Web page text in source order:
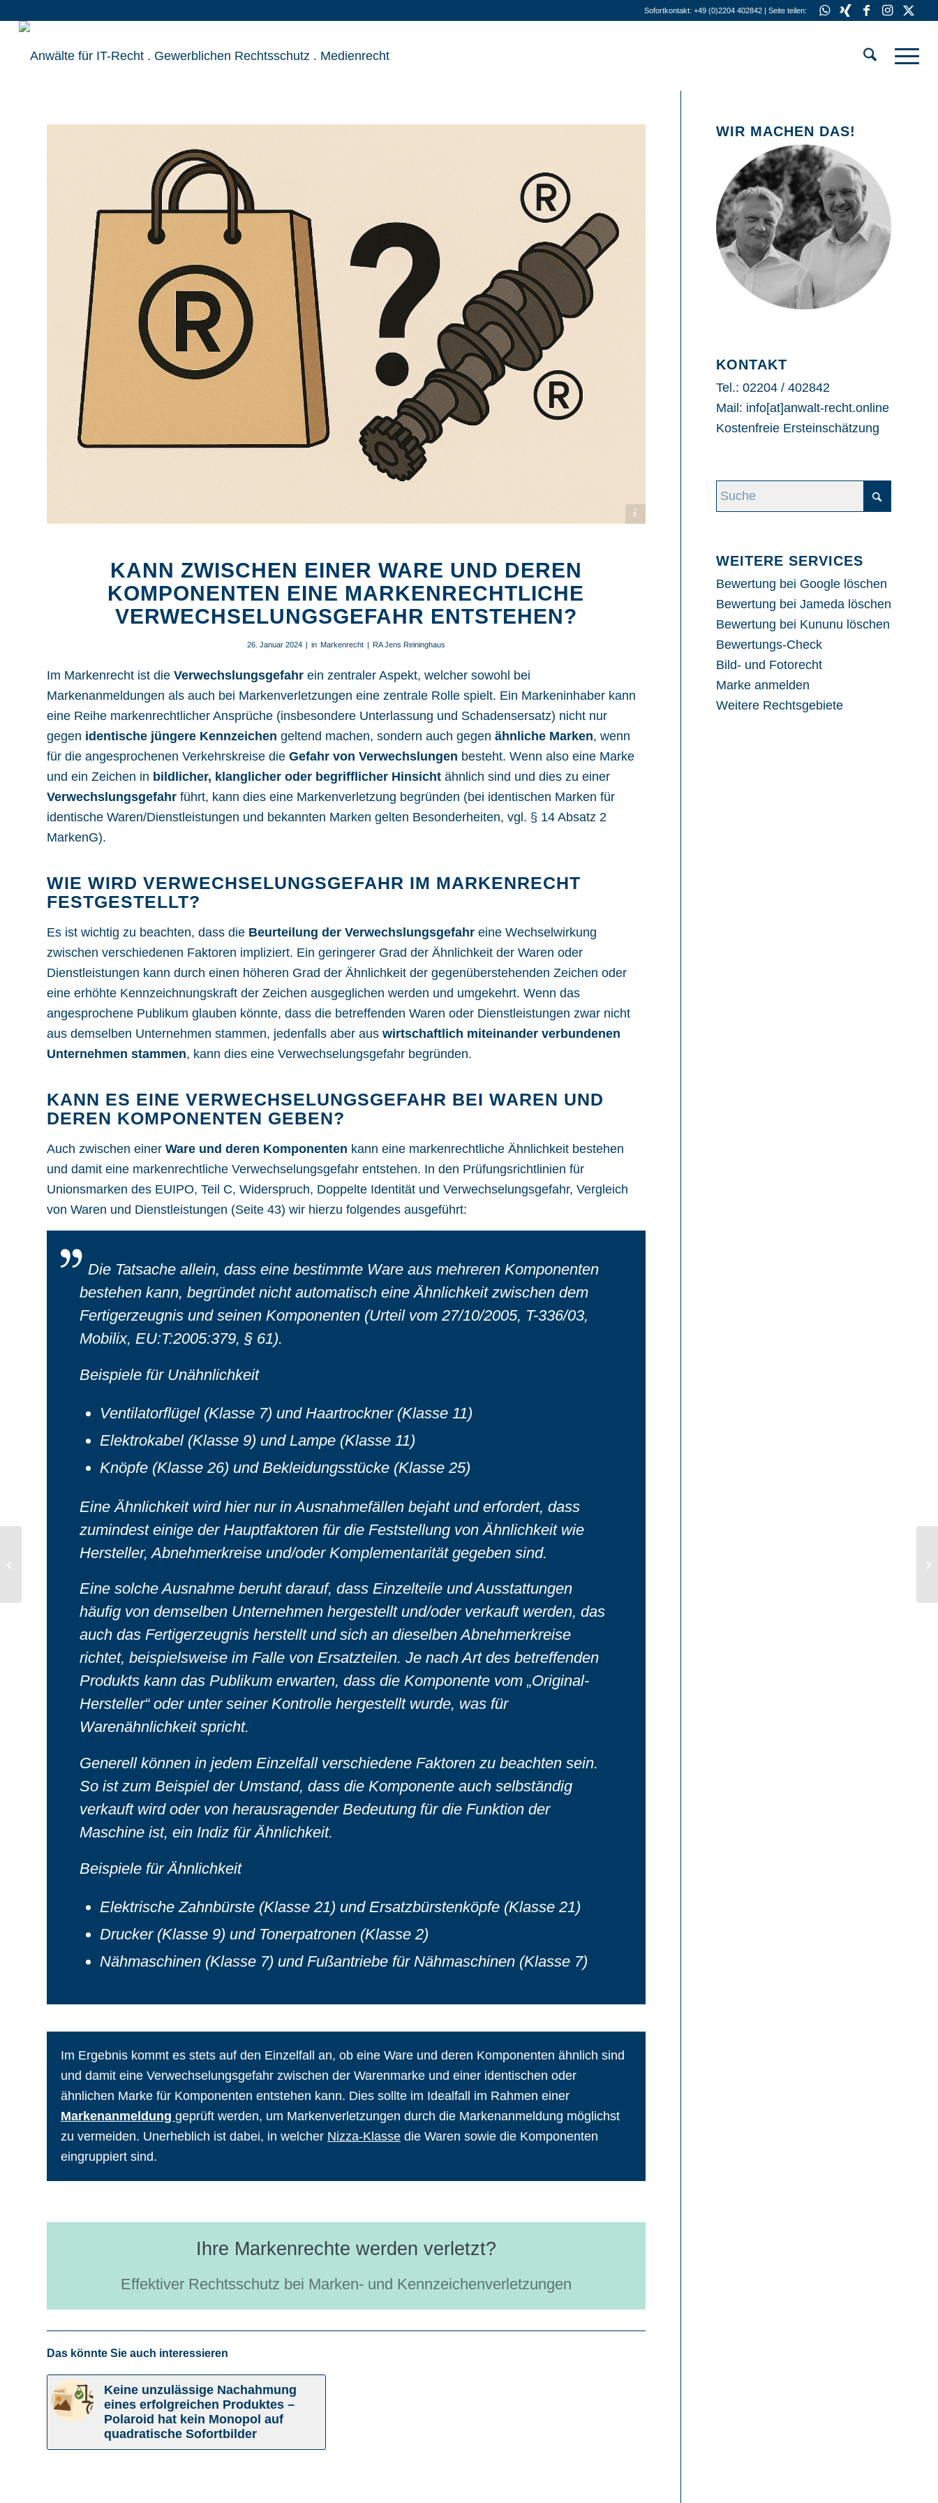
Sofortkontakt: +49 (0)2204 402842 | Seite teilen:
KANN ZWISCHEN EINER WARE UND DEREN
KOMPONENTEN EINE MARKENRECHTLICHE
VERWECHSELUNGSGEFAHR ENTSTEHEN?
26. Januar 2024 | in Markenrecht | RA Jens Reininghaus
Im Markenrecht ist die Verwechslungsgefahr ein zentraler Aspekt, welcher sowohl bei
Markenanmeldungen als auch bei Markenverletzungen eine zentrale Rolle spielt. Ein Markeninhaber kann
eine Reihe markenrechtlicher Ansprüche (insbesondere Unterlassung und Schadensersatz) nicht nur
gegen identische jüngere Kennzeichen geltend machen, sondern auch gegen ähnliche Marken, wenn
für die angesprochenen Verkehrskreise die Gefahr von Verwechslungen besteht. Wenn also eine Marke
und ein Zeichen in bildlicher, klanglicher oder begrifflicher Hinsicht ähnlich sind und dies zu einer
Verwechslungsgefahr führt, kann dies eine Markenverletzung begründen (bei identischen Marken für
identische Waren/Dienstleistungen und bekannten Marken gelten Besonderheiten, vgl. § 14 Absatz 2
MarkenG).
WIE WIRD VERWECHSELUNGSGEFAHR IM MARKENRECHT
FESTGESTELLT?
Es ist wichtig zu beachten, dass die Beurteilung der Verwechslungsgefahr eine Wechselwirkung
zwischen verschiedenen Faktoren impliziert. Ein geringerer Grad der Ähnlichkeit der Waren oder
Dienstleistungen kann durch einen höheren Grad der Ähnlichkeit der gegenüberstehenden Zeichen oder
eine erhöhte Kennzeichnungskraft der Zeichen ausgeglichen werden und umgekehrt. Wenn das
angesprochene Publikum glauben könnte, dass die betreffenden Waren oder Dienstleistungen zwar nicht
aus demselben Unternehmen stammen, jedenfalls aber aus wirtschaftlich miteinander verbundenen
Unternehmen stammen, kann dies eine Verwechselungsgefahr begründen.
KANN ES EINE VERWECHSELUNGSGEFAHR BEI WAREN UND
DEREN KOMPONENTEN GEBEN?
Auch zwischen einer Ware und deren Komponenten kann eine markenrechtliche Ähnlichkeit bestehen
und damit eine markenrechtliche Verwechselungsgefahr entstehen. In den Prüfungsrichtlinien für
Unionsmarken des EUIPO, Teil C, Widerspruch, Doppelte Identität und Verwechselungsgefahr, Vergleich
von Waren und Dienstleistungen (Seite 43) wir hierzu folgendes ausgeführt:
Die Tatsache allein, dass eine bestimmte Ware aus mehreren Komponenten
bestehen kann, begründet nicht automatisch eine Ähnlichkeit zwischen dem
Fertigerzeugnis und seinen Komponenten (Urteil vom 27/10/2005, T-336/03,
Mobilix, EU:T:2005:379, § 61).
Beispiele für Unähnlichkeit
Ventilatorflügel (Klasse 7) und Haartrockner (Klasse 11)
Elektrokabel (Klasse 9) und Lampe (Klasse 11)
Knöpfe (Klasse 26) und Bekleidungsstücke (Klasse 25)
Eine Ähnlichkeit wird hier nur in Ausnahmefällen bejaht und erfordert, dass
zumindest einige der Hauptfaktoren für die Feststellung von Ähnlichkeit wie
Hersteller, Abnehmerkreise und/oder Komplementarität gegeben sind.
Eine solche Ausnahme beruht darauf, dass Einzelteile und Ausstattungen
häufig von demselben Unternehmen hergestellt und/oder verkauft werden, das
auch das Fertigerzeugnis herstellt und sich an dieselben Abnehmerkreise
richtet, beispielsweise im Falle von Ersatzteilen. Je nach Art des betreffenden
Produkts kann das Publikum erwarten, dass die Komponente vom „Original-
Hersteller“ oder unter seiner Kontrolle hergestellt wurde, was für
Warenähnlichkeit spricht.
Generell können in jedem Einzelfall verschiedene Faktoren zu beachten sein.
So ist zum Beispiel der Umstand, dass die Komponente auch selbständig
verkauft wird oder von herausragender Bedeutung für die Funktion der
Maschine ist, ein Indiz für Ähnlichkeit.
Beispiele für Ähnlichkeit
Elektrische Zahnbürste (Klasse 21) und Ersatzbürstenköpfe (Klasse 21)
Drucker (Klasse 9) und Tonerpatronen (Klasse 2)
Nähmaschinen (Klasse 7) und Fußantriebe für Nähmaschinen (Klasse 7)
Im Ergebnis kommt es stets auf den Einzelfall an, ob eine Ware und deren Komponenten ähnlich sind
und damit eine Verwechselungsgefahr zwischen der Warenmarke und einer identischen oder
ähnlichen Marke für Komponenten entstehen kann. Dies sollte im Idealfall im Rahmen einer
Markenanmeldung geprüft werden, um Markenverletzungen durch die Markenanmeldung möglichst
zu vermeiden. Unerheblich ist dabei, in welcher Nizza-Klasse die Waren sowie die Komponenten
eingruppiert sind.
Ihre Markenrechte werden verletzt?
Effektiver Rechtsschutz bei Marken- und Kennzeichenverletzungen
Das könnte Sie auch interessieren
Keine unzulässige Nachahmung
eines erfolgreichen Produktes –
Polaroid hat kein Monopol auf
quadratische Sofortbilder
WIR MACHEN DAS!
KONTAKT
Tel.: 02204 / 402842
Mail: info[at]anwalt-recht.online
Kostenfreie Ersteinschätzung
WEITERE SERVICES
Bewertung bei Google löschen
Bewertung bei Jameda löschen
Bewertung bei Kununu löschen
Bewertungs-Check
Bild- und Fotorecht
Marke anmelden
Weitere Rechtsgebiete
unter Verwendung des
Bildnisses eines